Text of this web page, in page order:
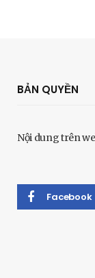
BẢN QUYỀN
Nội dung trên
Facebook